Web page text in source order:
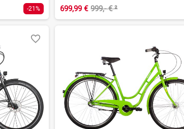
-21%
699,99 € 999,- €²